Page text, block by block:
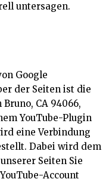
untersagen.
Google
der Seiten ist die
Bruno, CA 94066,
YouTube-Plugin
eine Verbindung
Dabei wird dem
Seiten Sie
Account